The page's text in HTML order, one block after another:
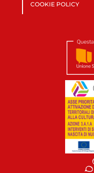
COOKIE POLICY